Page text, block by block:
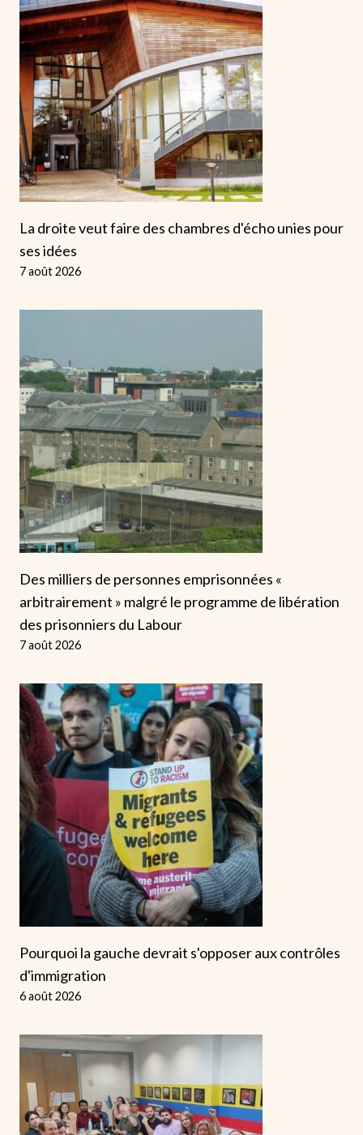
La droite veut faire des chambres d'écho unies pour
ses idées
7 août 2026
Des milliers de personnes emprisonnées «
arbitrairement » malgré le programme de libération
des prisonniers du Labour
7 août 2026
Pourquoi la gauche devrait s'opposer aux contrôles
d'immigration
6 août 2026